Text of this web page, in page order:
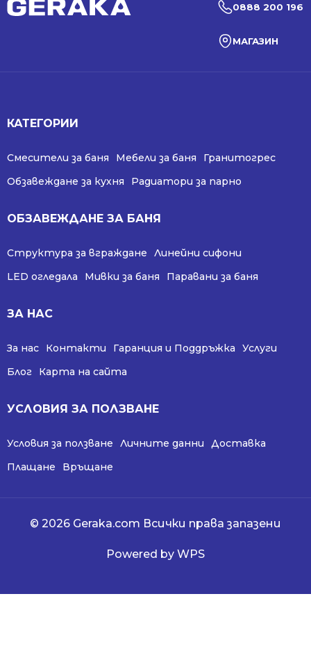
0888 200 196
МАГАЗИН
КАТЕГОРИИ
Смесители за баня Мебели за баня
Гранитогрес
Обзавеждане за кухня
Радиатори за парно
ОБЗАВЕЖДАНЕ ЗА БАНЯ
Структура за вграждане
Линейни сифони
LED огледала
Мивки за баня Паравани за баня
ЗА НАС
За нас Контакти Гаранция и Поддръжка
Услуги
Блог
Карта на сайта
УСЛОВИЯ ЗА ПОЛЗВАНЕ
Условия за ползване Личните данни
Доставка
Плащане
Връщане
© 2026 Geraka.com Всички права запазени
Powered by WPS